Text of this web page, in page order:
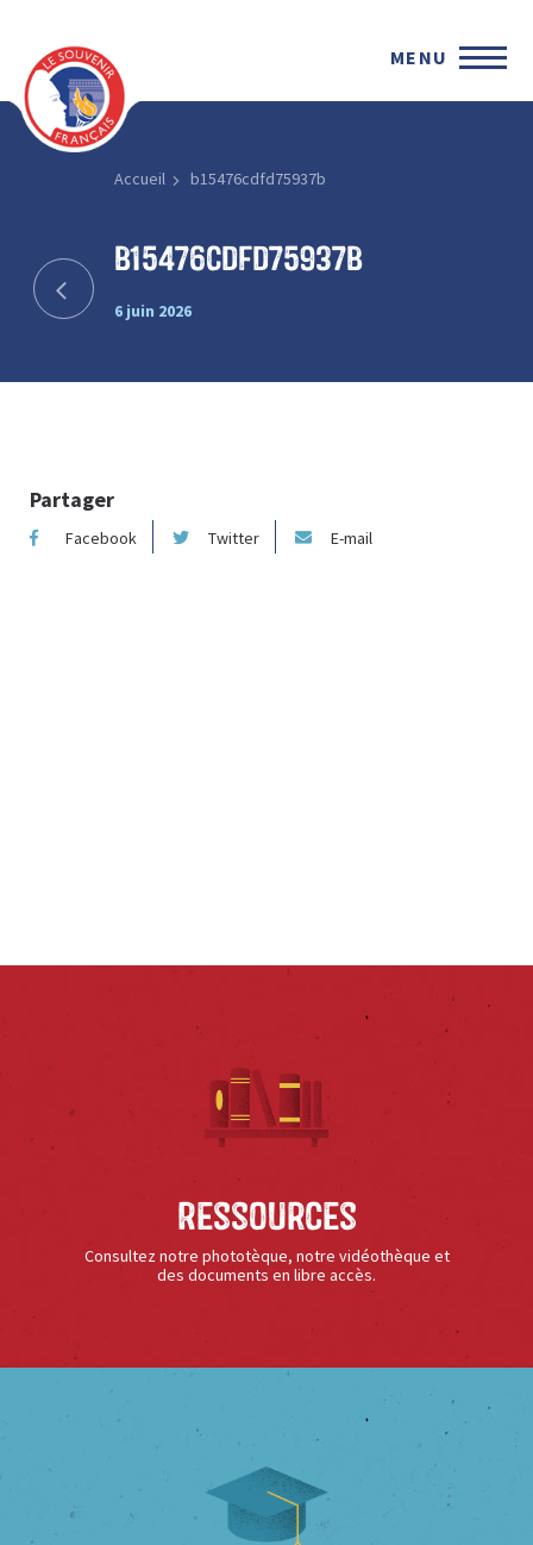
MENU
Accueil b15476cdfd75937b
b15476cdfd75937b
6 juin 2026
Partager
Facebook Twitter E-mail
Ressources
Consultez notre phototèque, notre vidéothèque et
des documents en libre accès.